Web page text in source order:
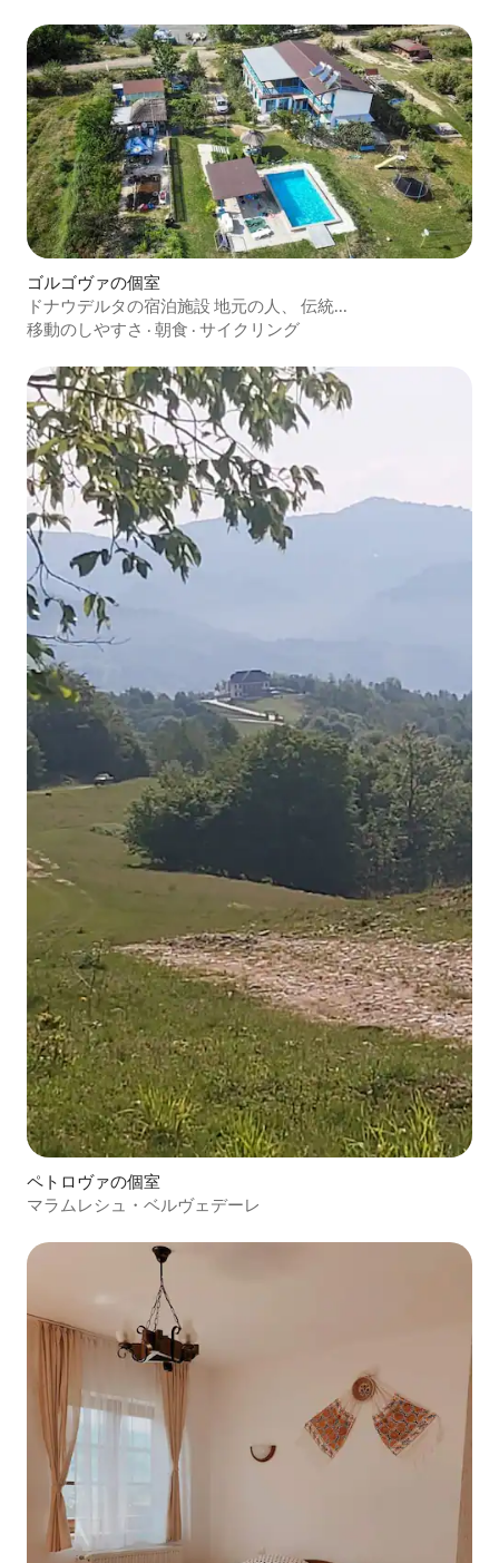
ゴルゴヴァの個室
ドナウデルタの宿泊施設 地元の人、 伝統...
移動のしやすさ · 朝食 · サイクリング
ペトロヴァの個室
マラムレシュ・ベルヴェデーレ